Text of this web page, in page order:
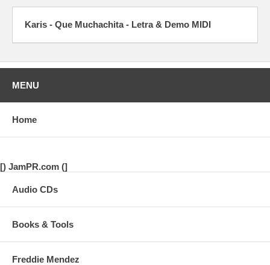
Karis - Que Muchachita - Letra & Demo MIDI
MENU
Home
[) JamPR.com (]
Audio CDs
Books & Tools
Freddie Mendez